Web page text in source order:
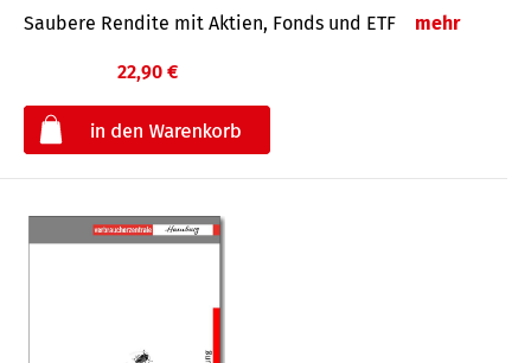
Saubere Rendite mit Aktien, Fonds und ETF mehr
22,90 €